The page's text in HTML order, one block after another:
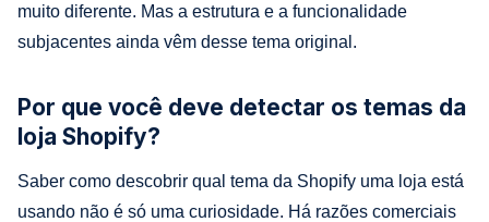
muito diferente. Mas a estrutura e a funcionalidade
subjacentes ainda vêm desse tema original.
Por que você deve detectar os temas da
loja Shopify?
Saber como descobrir qual tema da Shopify uma loja está
usando não é só uma curiosidade. Há razões comerciais